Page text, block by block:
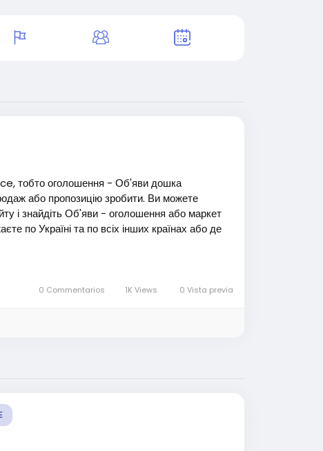
тобто оголошення - Об'яви дошка
або пропозицію зробити. Ви можете
і знайдіть Об'яви - оголошення або маркет
по Україні та по всіх інших країнах або де
😉
0 Commentarios 1K Views 0 Vista previa